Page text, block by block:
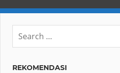
REKOMENDASI